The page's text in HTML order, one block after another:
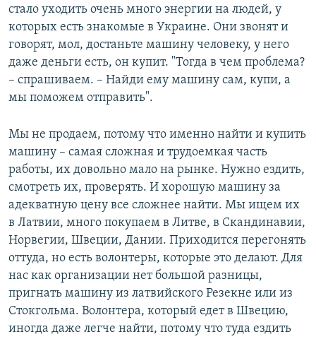
стало уходить очень много энергии на людей, у
которых есть знакомые в Украине. Они звонят и
говорят, мол, достаньте машину человеку, у него
даже деньги есть, он купит. "Тогда в чем проблема?
– спрашиваем. – Найди ему машину сам, купи, а
мы поможем отправить".
Мы не продаем, потому что именно найти и купить
машину – самая сложная и трудоемкая часть
работы, их довольно мало на рынке. Нужно ездить,
смотреть их, проверять. И хорошую машину за
адекватную цену все сложнее найти. Мы ищем их
в Латвии, много покупаем в Литве, в Скандинавии,
Норвегии, Швеции, Дании. Приходится перегонять
оттуда, но есть волонтеры, которые это делают. Для
нас как организации нет большой разницы,
пригнать машину из латвийского Резекне или из
Стокгольма. Волонтера, который едет в Швецию,
иногда даже легче найти, потому что туда ездить